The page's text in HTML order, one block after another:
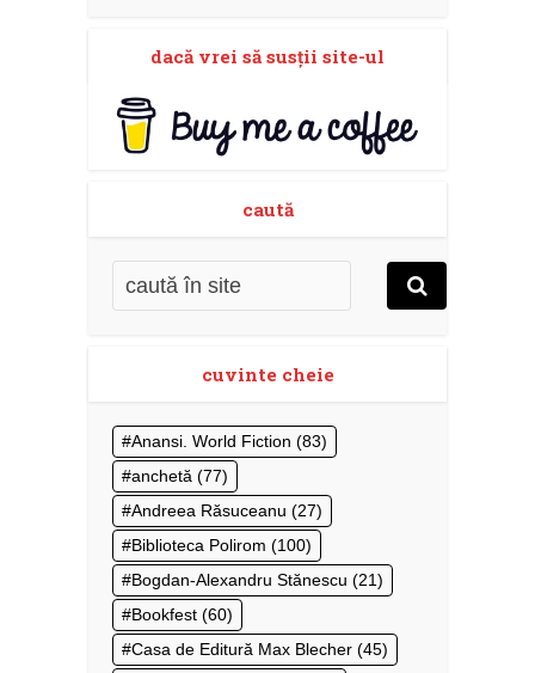
dacă vrei să susţii site-ul
caută
cuvinte cheie
Anansi. World Fiction (83)
anchetă (77)
Andreea Răsuceanu (27)
Biblioteca Polirom (100)
Bogdan-Alexandru Stănescu (21)
Bookfest (60)
Casa de Editură Max Blecher (45)